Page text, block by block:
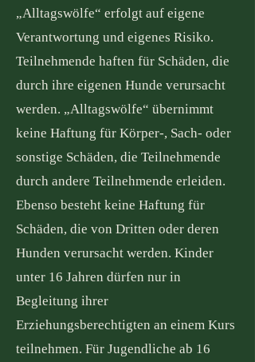
„Alltagswölfe“ erfolgt auf eigene
Verantwortung und eigenes Risiko.
Teilnehmende haften für Schäden, die
durch ihre eigenen Hunde verursacht
werden. „Alltagswölfe“ übernimmt
keine Haftung für Körper-, Sach- oder
sonstige Schäden, die Teilnehmende
durch andere Teilnehmende erleiden.
Ebenso besteht keine Haftung für
Schäden, die von Dritten oder deren
Hunden verursacht werden. Kinder
unter 16 Jahren dürfen nur in
Begleitung ihrer
Erziehungsberechtigten an einem Kurs
teilnehmen. Für Jugendliche ab 16